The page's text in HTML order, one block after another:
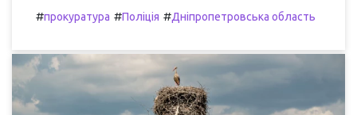
#прокуратура #Поліція #Дніпропетровська область